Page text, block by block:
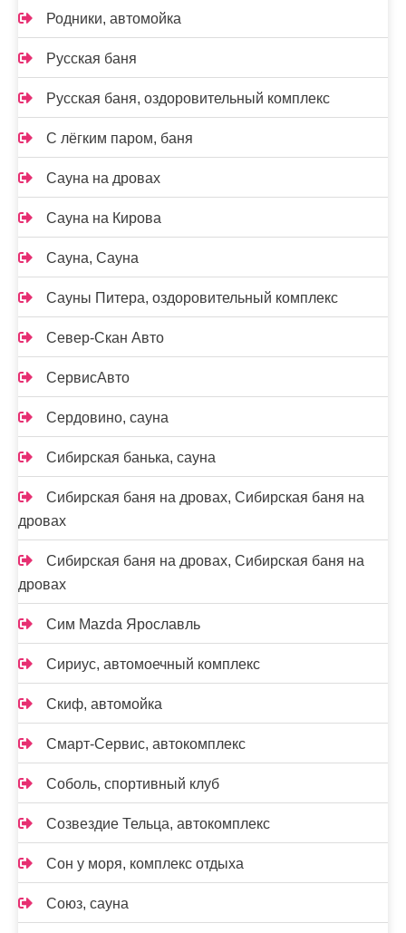
Родники, автомойка
Русская баня
Русская баня, оздоровительный комплекс
С лёгким паром, баня
Сауна на дровах
Сауна на Кирова
Сауна, Сауна
Сауны Питера, оздоровительный комплекс
Север-Скан Авто
СервисАвто
Сердовино, сауна
Сибирская банька, сауна
Сибирская баня на дровах, Сибирская баня на
дровах
Сибирская баня на дровах, Сибирская баня на
дровах
Сим Mazda Ярославль
Сириус, автомоечный комплекс
Скиф, автомойка
Смарт-Сервис, автокомплекс
Соболь, спортивный клуб
Созвездие Тельца, автокомплекс
Сон у моря, комплекс отдыха
Союз, сауна